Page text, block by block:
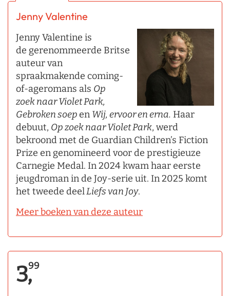
Jenny Valentine
Jenny Valentine is
de gerenommeerde Britse
auteur van
spraakmakende coming-
of-ageromans als Op
zoeknaar Violet Park,
Gebrokensoepen Wij, ervoor en erna. Haar
debuut, Op zoek naar Violet Park, werd
bekroond met de Guardian Children’s Fiction
Prize en genomineerd voor de prestigieuze
Carnegie Medal. In 2024 kwam haar eerste
jeugdroman in de Joy-serie uit. In 2025 komt
het tweede deelLiefs van Joy.
Meer boeken van deze auteur
3,99